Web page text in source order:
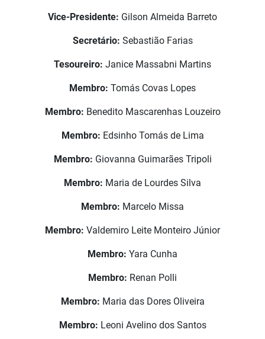
Vice-Presidente: Gilson Almeida Barreto
Secretário: Sebastião Farias
Tesoureiro: Janice Massabni Martins
Membro: Tomás Covas Lopes
Membro: Benedito Mascarenhas Louzeiro
Membro: Edsinho Tomás de Lima
Membro: Giovanna Guimarães Tripoli
Membro: Maria de Lourdes Silva
Membro: Marcelo Missa
Membro: Valdemiro Leite Monteiro Júnior
Membro: Yara Cunha
Membro: Renan Polli
Membro: Maria das Dores Oliveira
Membro: Leoni Avelino dos Santos